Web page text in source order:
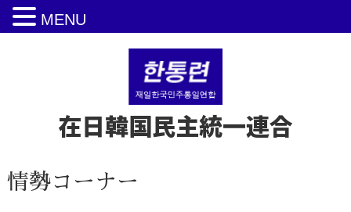
在日韓国民主統一連合
情勢コーナー
MENU